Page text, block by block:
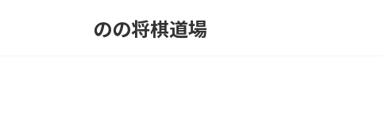
のの将棋道場